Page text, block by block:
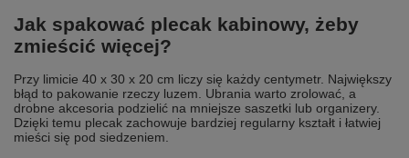
Jak spakować plecak kabinowy, żeby
zmieścić więcej?
Przy limicie 40 x 30 x 20 cm liczy się każdy centymetr. Największy
błąd to pakowanie rzeczy luzem. Ubrania warto zrolować, a
drobne akcesoria podzielić na mniejsze saszetki lub organizery.
Dzięki temu plecak zachowuje bardziej regularny kształt i łatwiej
mieści się pod siedzeniem.